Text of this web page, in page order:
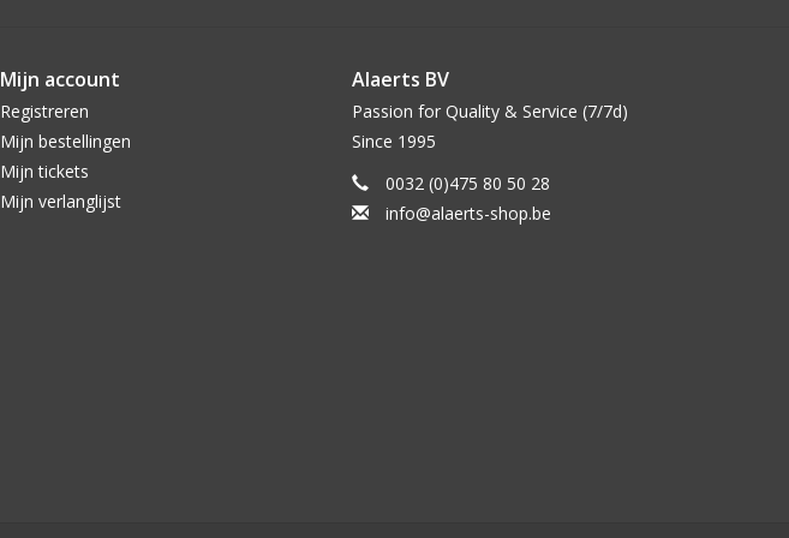
Mijn account
Registreren
Mijn bestellingen
Mijn tickets
Mijn verlanglijst
Alaerts BV
Passion for Quality & Service (7/7d)
Since 1995
0032 (0)475 80 50 28
info@alaerts-shop.be